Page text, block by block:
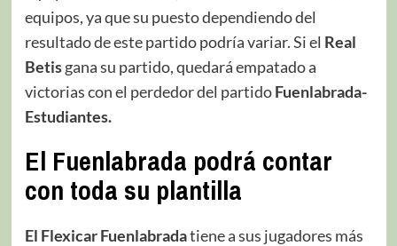
equipos, ya que su puesto dependiendo del
resultado de este partido podría variar. Si el Real
Betisgana su partido, quedará empatado a
victorias con el perdedor del partidoFuenlabrada-
Estudiantes.
El Fuenlabrada podrá contar
con toda su plantilla
El Flexicar Fuenlabradatiene a sus jugadores más